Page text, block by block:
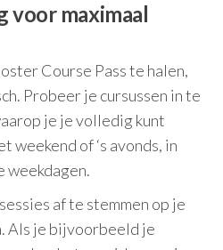
voor maximaal
Course Pass te halen,
Probeer je cursussen in te
je je volledig kunt
weekend of ‘s avonds, in
weekdagen.
af te stemmen op je
Als je bijvoorbeeld je